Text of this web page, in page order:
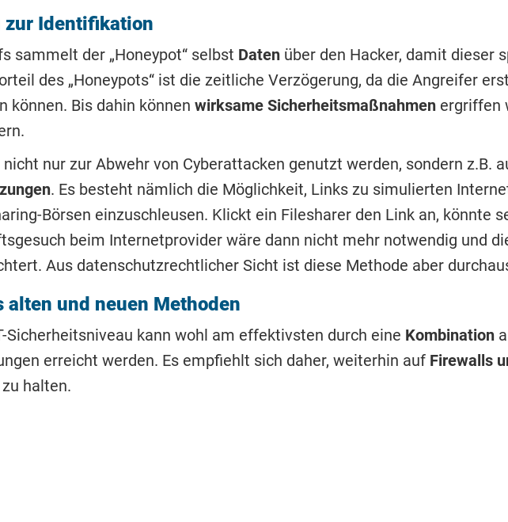
zur Identifikation
sammelt der „Honeypot“ selbst Daten über den Hacker, damit dieser
des „Honeypots“ ist die zeitliche Verzögerung, da die Angreifer
können. Bis dahin können wirksame Sicherheitsmaßnahmen ergriffen
nicht nur zur Abwehr von Cyberattacken genutzt werden, sondern z.B.
. Es besteht nämlich die Möglichkeit, Links zu simulierten
Börsen einzuschleusen. Klickt ein Filesharer den Link an, könnte
beim Internetprovider wäre dann nicht mehr notwendig und
Aus datenschutzrechtlicher Sicht ist diese Methode aber
alten und neuen Methoden
Sicherheitsniveau kann wohl am effektivsten durch eine Kombination
erreicht werden. Es empfiehlt sich daher, weiterhin auf Firewalls
halten.